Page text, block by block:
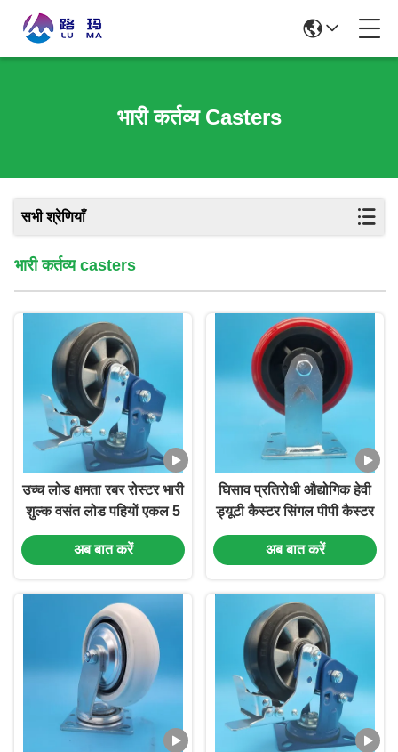
भारी कर्तव्य Casters
सभी श्रेणियाँ
भारी कर्तव्य casters
उच्च लोड क्षमता रबर रोस्टर भारी
शुल्क वसंत लोड पहियों एकल 5
"ब्रेकिंग कठोर घुमावदार रसद
सुविधाएं
अब बात करें
घिसाव प्रतिरोधी औद्योगिक हेवी
ड्यूटी कैस्टर सिंगल पीपी कैस्टर
6" लॉकेबल व्हील ब्रेक स्विवेल
फिक्स्ड फर्नीचर ऑफिस
अब बात करें